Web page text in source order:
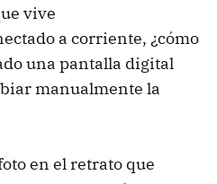
vive
a corriente, ¿cómo
una pantalla digital
manualmente la
en el retrato que